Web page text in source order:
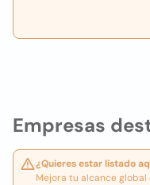
Empresas
¿Quieres estar listado
Mejora tu alcance global